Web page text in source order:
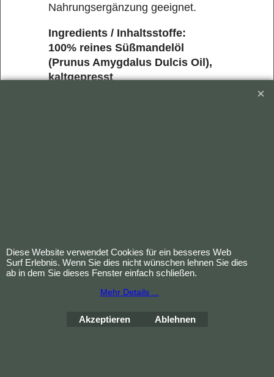
Nahrungsergänzung geeignet.
Ingredients / Inhaltsstoffe:
100% reines Süßmandelöl
(Prunus Amygdalus Dulcis Oil),
kaltgepresst
Nuss-Allergie ungeeignet
sein – bitte vorher testen.
lichtgeschützt lagern.
Diese Website verwendet Cookies für ein besseres Web
Surf Erlebnis. Wenn Sie dies nicht wünschen lehnen Sie dies
ab in dem Sie dieses Fenster einfach schließen.
Mehr Details ...
Akzeptieren Ablehnen